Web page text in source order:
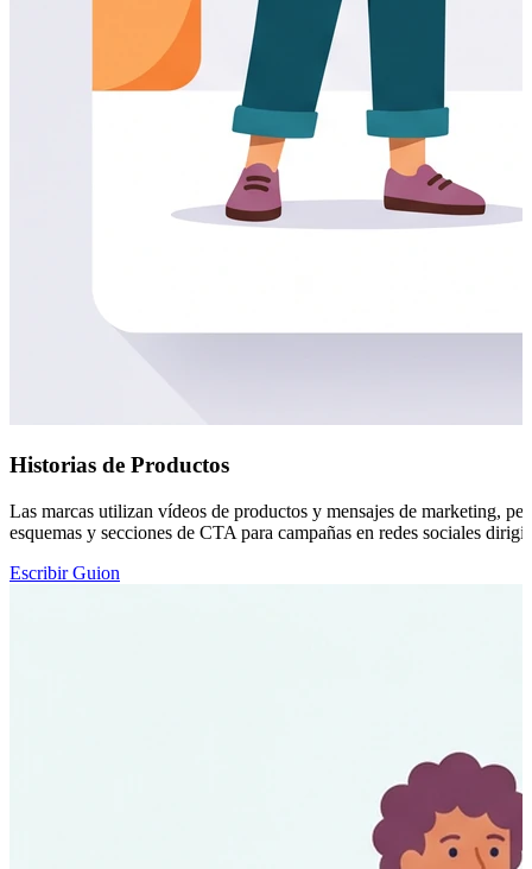
Historias de Productos
Las marcas utilizan vídeos de productos y mensajes de marketing,
esquemas y secciones de CTA para campañas en redes sociales
Escribir Guion